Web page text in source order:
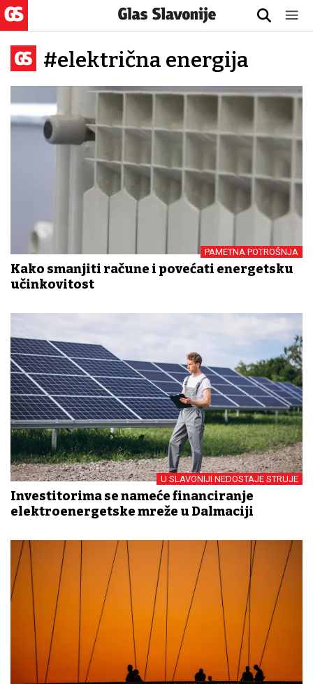
#električna energija
PAMETNA POTROŠNJA
Kako smanjiti račune i povećati energetsku
učinkovitost
U SLAVONIJI NEDOSTAJE STRUJE
Investitorima se nameće financiranje
elektroenergetske mreže u Dalmaciji